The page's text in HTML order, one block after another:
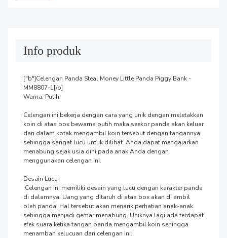
Info produk
["b"]Celengan Panda Steal Money Little Panda Piggy Bank -
MM8807-1[/b]
Warna: Putih
Celengan ini bekerja dengan cara yang unik dengan meletakkan
koin di atas box bewarna putih maka seekor panda akan keluar
dari dalam kotak mengambil koin tersebut dengan tangannya
sehingga sangat lucu untuk dilihat. Anda dapat mengajarkan
menabung sejak usia dini pada anak Anda dengan
menggunakan celengan ini.
Desain Lucu
di dalamnya. Uang yang ditaruh di atas box akan di ambil
oleh panda. Hal tersebut akan menarik perhatian anak-anak
sehingga menjadi gemar menabung. Uniknya lagi ada terdapat
efek suara ketika tangan panda mengambil koin sehingga
menambah kelucuan dari celengan ini.